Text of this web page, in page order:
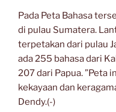
Pada Peta Bahasa
di pulau Sumatera.
terpetakan dari pulau
ada 255 bahasa dari
207 dari Papua. ”Peta
kekayaan dan
Dendy.(-)